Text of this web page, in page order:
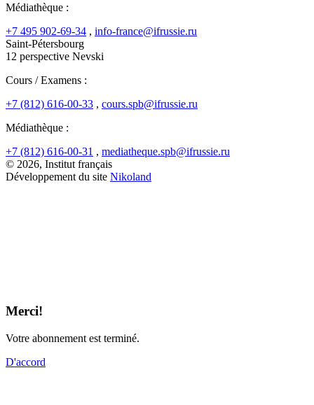
Médiathèque :
+7 495 902-69-34 , info-france@ifrussie.ru
Saint-Pétersbourg
12 perspective Nevski
Cours / Examens :
+7 (812) 616-00-33 , cours.spb@ifrussie.ru
Médiathèque :
+7 (812) 616-00-31 , mediatheque.spb@ifrussie.ru
© 2026, Institut français
Développement du site Nikoland
Merci!
Votre abonnement est terminé.
D'accord